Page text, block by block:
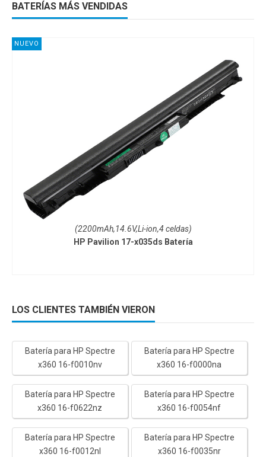
BATERÍAS MÁS VENDIDAS
NUEVO
(2200mAh,14.6V,Li-ion,4 celdas)
HP Pavilion 17-x035ds Batería
LOS CLIENTES TAMBIÉN VIERON
Batería para HP Spectre
x360 16-f0010nv
Batería para HP Spectre
x360 16-f0000na
Batería para HP Spectre
x360 16-f0622nz
Batería para HP Spectre
x360 16-f0054nf
Batería para HP Spectre
x360 16-f0012nl
Batería para HP Spectre
x360 16-f0035nr